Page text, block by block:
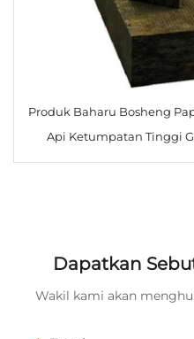
Produk Baharu Bosheng
Api Ketumpatan Tinggi
Dapatkan
Wakil kami akan